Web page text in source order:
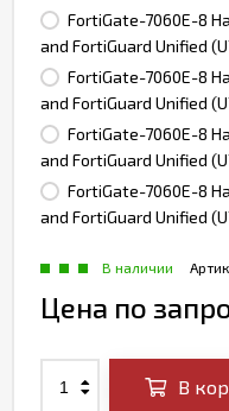
FortiGate-7060E-8
and FortiGuard Unified
FortiGate-7060E-8
and FortiGuard Unified
FortiGate-7060E-8
and FortiGuard Unified
FortiGate-7060E-8
and FortiGuard Unified
В наличии
Цена по
В